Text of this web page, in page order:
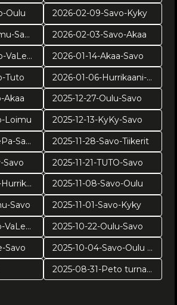
Oulu
2026-02-09-Savo-Kyky
2026-02-07-Loimu-Savo
2026-02-03-Savo-Akaa
2026-01-24-Savo-VaLePa
2026-01-14-Akaa-Savo
Tuto
2026-01-06-Hurrikaani-Savo KUVAT: Juuso Riponiemi
Akaa
2025-12-27-Oulu-Savo
Loimu
2025-12-13-KyKy-Savo
2025-12-10-VaLePa-Savo
2025-11-28-Savo-Tiikerit
Savo
2025-11-21-TUTO-Savo
2025-11-16-Savo-Hurrikaani
2025-11-08-Savo-Oulu
Savo
2025-11-01-Savo-Kyky
2025-10-26-Savo-VaLePa
2025-10-22-Oulu-Savo
Savo
2025-10-04-Savo-Oulu harj
2025-08-31-Peto turnaus